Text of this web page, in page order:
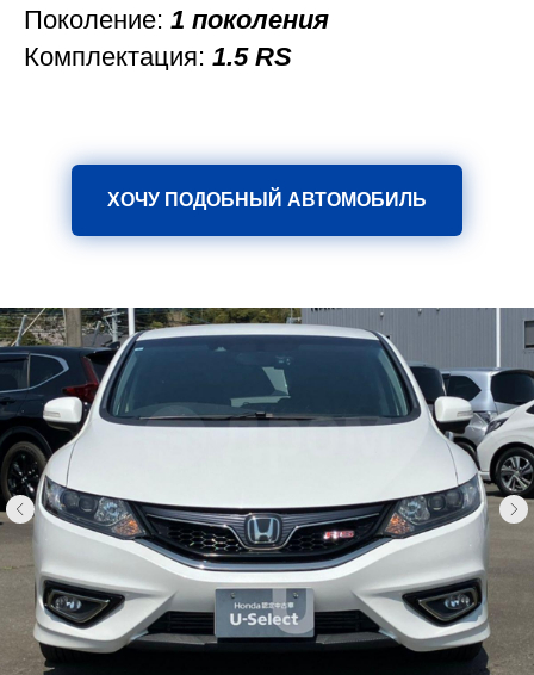
Поколение: 1 поколения
Комплектация: 1.5 RS
ХОЧУ ПОДОБНЫЙ АВТОМОБИЛЬ